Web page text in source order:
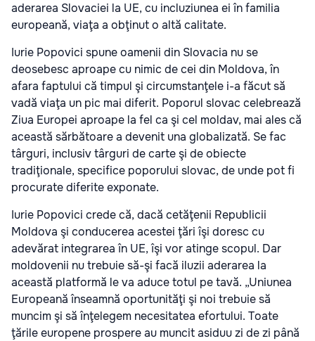
aderarea Slovaciei la UE, cu incluziunea ei în familia
europeană, viaţa a obţinut o altă calitate.
Iurie Popovici spune oamenii din Slovacia nu se
deosebesc aproape cu nimic de cei din Moldova, în
afara faptului că timpul şi circumstanţele i-a făcut să
vadă viaţa un pic mai diferit. Poporul slovac celebrează
Ziua Europei aproape la fel ca şi cel moldav, mai ales că
această sărbătoare a devenit una globalizată. Se fac
târguri, inclusiv târguri de carte şi de obiecte
tradiţionale, specifice poporului slovac, de unde pot fi
procurate diferite exponate.
Iurie Popovici crede că, dacă cetăţenii Republicii
Moldova şi conducerea acestei ţări îşi doresc cu
adevărat integrarea în UE, îşi vor atinge scopul. Dar
moldovenii nu trebuie să-şi facă iluzii aderarea la
această platformă le va aduce totul pe tavă. „Uniunea
Europeană înseamnă oportunităţi şi noi trebuie să
muncim şi să înţelegem necesitatea efortului. Toate
ţările europene prospere au muncit asiduu zi de zi până